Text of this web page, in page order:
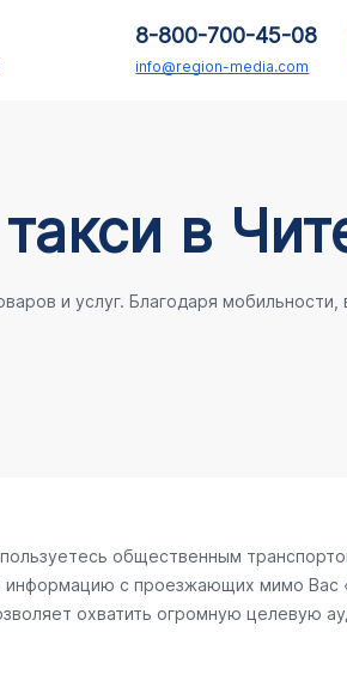
8-800-700-45-08
info@region-media.com
в
и услуг. Благодаря
общественным
с проезжающих мимо Вас
охватить огромную целевую